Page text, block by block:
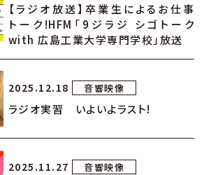
【ラジオ放送】卒業生によるお仕事
トーク!HFM「9ジラジ シゴトーク
with 広島工業大学専門学校」放送
2025.12.18 音響映像
ラジオ実習 いよいよラスト!
2025.11.27 音響映像